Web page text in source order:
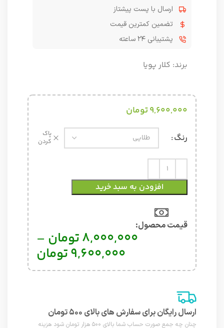
ارسال با پست پیشتاز
تضمین کمترین قیمت
پشتیبانی ۲۴ ساعته
برند: کلار پویا
9,600,000تومان
رنگ
پاک
کردن
افزودن به سبد خرید
قیمت محصول:​
8,000,000تومان –
9,600,000تومان
ارسال رایگان برای سفارش های بالای ۵۰۰ تومان
چنان چه جمع صورت حساب شما بالای ۵۰۰ هزار تومان شود هزینه